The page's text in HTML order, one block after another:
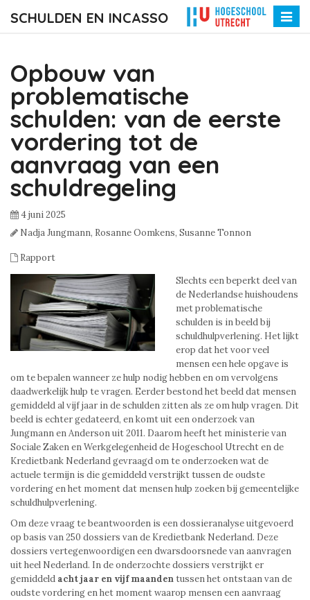
SCHULDEN EN INCASSO
Toggle
Opbouw van
problematische
schulden: van de eerste
vordering tot de
aanvraag van een
schuldregeling
4 juni 2025
Nadja Jungmann, Rosanne Oomkens, Susanne Tonnon
Rapport
Slechts een beperkt deel van
de Nederlandse huishoudens
met problematische
schulden is in beeld bij
schuldhulpverlening. Het lijkt
erop dat het voor veel
mensen een hele opgave is
om te bepalen wanneer ze hulp nodig hebben en om vervolgens
daadwerkelijk hulp te vragen. Eerder bestond het beeld dat mensen
gemiddeld al vijf jaar in de schulden zitten als ze om hulp vragen. Dit
beeld is echter gedateerd, en komt uit een onderzoek van
Jungmann en Anderson uit 2011. Daarom heeft het ministerie van
Sociale Zaken en Werkgelegenheid de Hogeschool Utrecht en de
Kredietbank Nederland gevraagd om te onderzoeken wat de
actuele termijn is die gemiddeld verstrijkt tussen de oudste
vordering en het moment dat mensen hulp zoeken bij gemeentelijke
schuldhulpverlening.
Om deze vraag te beantwoorden is een dossieranalyse uitgevoerd
op basis van 250 dossiers van de Kredietbank Nederland. Deze
dossiers vertegenwoordigen een dwarsdoorsnede van aanvragen
uit heel Nederland. In de onderzochte dossiers verstrijkt er
gemiddeld acht jaar en vijf maandentussen het ontstaan van de
oudste vordering en het moment waarop mensen een aanvraag